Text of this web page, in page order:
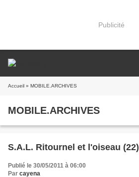
Publicité
Accueil » MOBILE.ARCHIVES
MOBILE.ARCHIVES
S.A.L. Ritournel et l'oiseau (22)
Publié le 30/05/2011 à 06:00
Par cayena